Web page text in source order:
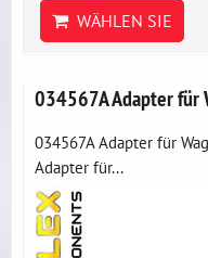
WÄHLEN SIE
034567A Adapter für
034567A Adapter für
Adapter für...